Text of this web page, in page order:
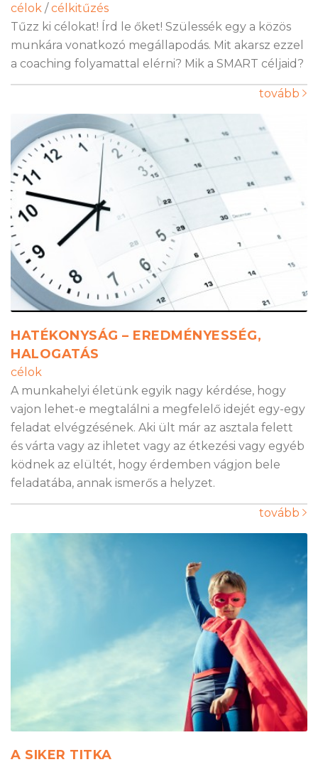
célok / célkitűzés
Tűzz ki célokat! Írd le őket! Szülessék egy a közös
munkára vonatkozó megállapodás. Mit akarsz ezzel
a coaching folyamattal elérni? Mik a SMART céljaid?
tovább
HATÉKONYSÁG – EREDMÉNYESSÉG,
HALOGATÁS
célok
A munkahelyi életünk egyik nagy kérdése, hogy
vajon lehet-e megtalálni a megfelelő idejét egy-egy
feladat elvégzésének. Aki ült már az asztala felett
és várta vagy az ihletet vagy az étkezési vagy egyéb
ködnek az elültét, hogy érdemben vágjon bele
feladatába, annak ismerős a helyzet.
tovább
A SIKER TITKA